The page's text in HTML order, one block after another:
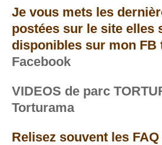
Je vous mets les
postées sur le site elles
disponibles sur mon FB
Facebook
VIDEOS de parc
Torturama
Relisez souvent les